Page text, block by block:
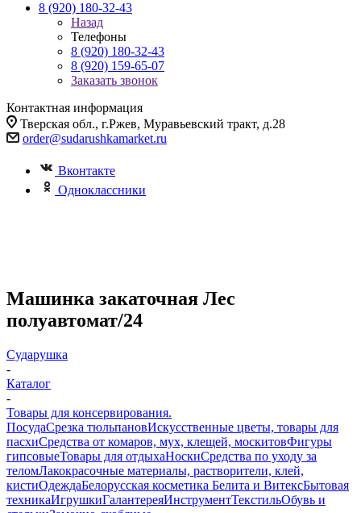
8 (920) 180-32-43
Назад
Телефоны
8 (920) 180-32-43
8 (920) 159-65-07
Заказать звонок
Контактная информация
Тверская обл., г.Ржев, Муравьевский тракт, д.28
order@sudarushkamarket.ru
Вконтакте
Одноклассники
Машинка закаточная Лес
полуавтомат/24
Сударушка
-
Каталог
-
Товары для консервирования.
ПосудаСрезка тюльпановИскусственные цветы, товары для
пасхиСредства от комаров, мух, клещей, москитовФигуры
гипсовыеТовары для отдыхаНоскиСредства по уходу за
теломЛакокрасочные материалы, растворители, клей,
кистиОдеждаБелорусская косметика Белита и ВитексБытовая
техникаИгрушкиГалантереяИнструментТекстильОбувь и